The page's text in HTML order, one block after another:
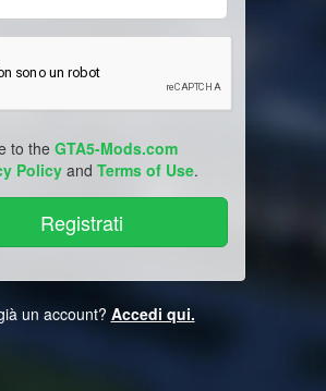
to theGTA5-Mods.com
Policy and Terms of Use.
un account? Accedi qui.